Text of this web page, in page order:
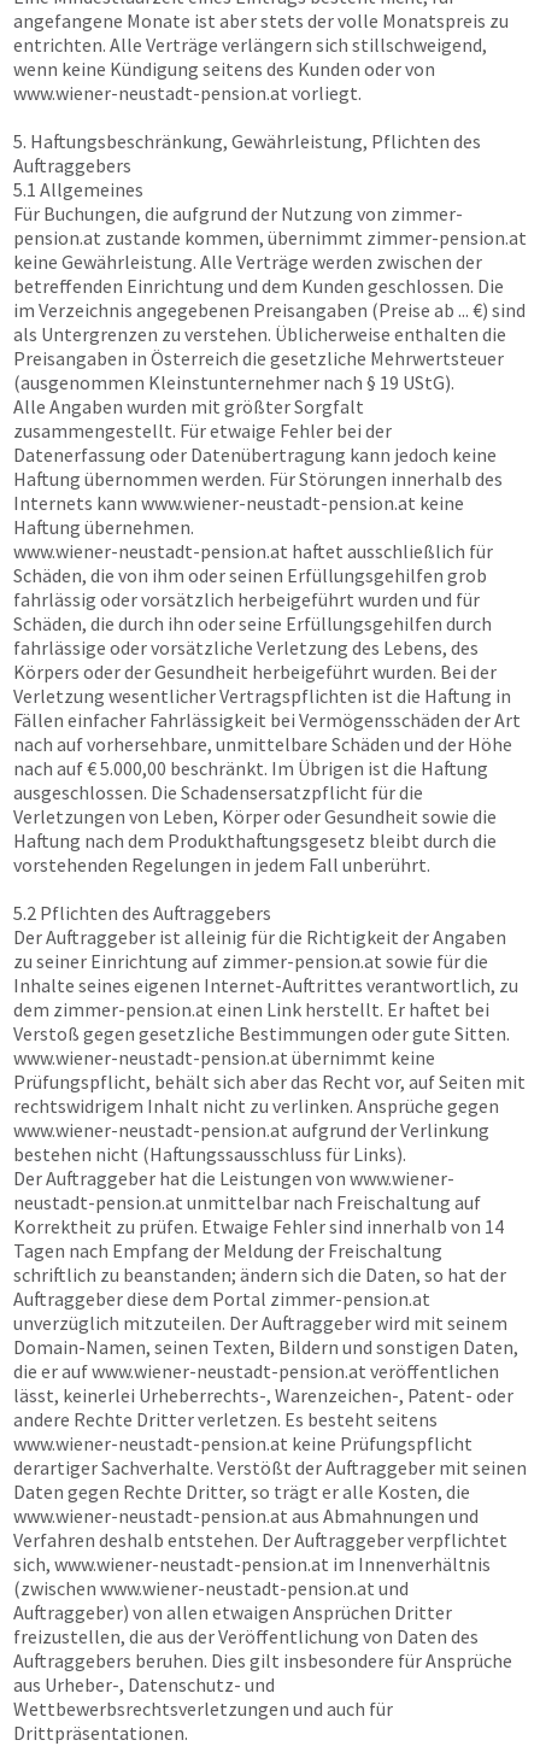
angefangene Monate ist aber stets der volle Monatspreis zu
entrichten. Alle Verträge verlängern sich stillschweigend,
wenn keine Kündigung seitens des Kunden oder von
www.wiener-neustadt-pension.at vorliegt.
5. Haftungsbeschränkung, Gewährleistung, Pflichten des
Auftraggebers
5.1 Allgemeines
Für Buchungen, die aufgrund der Nutzung von zimmer-
pension.at zustande kommen, übernimmt zimmer-pension.at
keine Gewährleistung. Alle Verträge werden zwischen der
betreffenden Einrichtung und dem Kunden geschlossen. Die
im Verzeichnis angegebenen Preisangaben (Preise ab ... €) sind
als Untergrenzen zu verstehen. Üblicherweise enthalten die
Preisangaben in Österreich die gesetzliche Mehrwertsteuer
(ausgenommen Kleinstunternehmer nach § 19 UStG).
Alle Angaben wurden mit größter Sorgfalt
zusammengestellt. Für etwaige Fehler bei der
Datenerfassung oder Datenübertragung kann jedoch keine
Haftung übernommen werden. Für Störungen innerhalb des
Internets kann www.wiener-neustadt-pension.at keine
Haftung übernehmen.
www.wiener-neustadt-pension.at haftet ausschließlich für
Schäden, die von ihm oder seinen Erfüllungsgehilfen grob
fahrlässig oder vorsätzlich herbeigeführt wurden und für
Schäden, die durch ihn oder seine Erfüllungsgehilfen durch
fahrlässige oder vorsätzliche Verletzung des Lebens, des
Körpers oder der Gesundheit herbeigeführt wurden. Bei der
Verletzung wesentlicher Vertragspflichten ist die Haftung in
Fällen einfacher Fahrlässigkeit bei Vermögensschäden der Art
nach auf vorhersehbare, unmittelbare Schäden und der Höhe
nach auf € 5.000,00 beschränkt. Im Übrigen ist die Haftung
ausgeschlossen. Die Schadensersatzpflicht für die
Verletzungen von Leben, Körper oder Gesundheit sowie die
Haftung nach dem Produkthaftungsgesetz bleibt durch die
vorstehenden Regelungen in jedem Fall unberührt.
5.2 Pflichten des Auftraggebers
Der Auftraggeber ist alleinig für die Richtigkeit der Angaben
zu seiner Einrichtung auf zimmer-pension.at sowie für die
Inhalte seines eigenen Internet-Auftrittes verantwortlich, zu
dem zimmer-pension.at einen Link herstellt. Er haftet bei
Verstoß gegen gesetzliche Bestimmungen oder gute Sitten.
www.wiener-neustadt-pension.at übernimmt keine
Prüfungspflicht, behält sich aber das Recht vor, auf Seiten mit
rechtswidrigem Inhalt nicht zu verlinken. Ansprüche gegen
www.wiener-neustadt-pension.at aufgrund der Verlinkung
bestehen nicht (Haftungssausschluss für Links).
Der Auftraggeber hat die Leistungen von www.wiener-
neustadt-pension.at unmittelbar nach Freischaltung auf
Korrektheit zu prüfen. Etwaige Fehler sind innerhalb von 14
Tagen nach Empfang der Meldung der Freischaltung
schriftlich zu beanstanden; ändern sich die Daten, so hat der
Auftraggeber diese dem Portal zimmer-pension.at
unverzüglich mitzuteilen. Der Auftraggeber wird mit seinem
Domain-Namen, seinen Texten, Bildern und sonstigen Daten,
die er aufwww.wiener-neustadt-pension.at veröffentlichen
lässt, keinerlei Urheberrechts-, Warenzeichen-, Patent- oder
andere Rechte Dritter verletzen. Es besteht seitens
www.wiener-neustadt-pension.at keine Prüfungspflicht
derartiger Sachverhalte. Verstößt der Auftraggeber mit seinen
Daten gegen Rechte Dritter, so trägt er alle Kosten, die
www.wiener-neustadt-pension.at aus Abmahnungen und
Verfahren deshalb entstehen. Der Auftraggeber verpflichtet
sich, www.wiener-neustadt-pension.at im Innenverhältnis
(zwischen www.wiener-neustadt-pension.at und
Auftraggeber) von allen etwaigen Ansprüchen Dritter
freizustellen, die aus der Veröffentlichung von Daten des
Auftraggebers beruhen. Dies gilt insbesondere für Ansprüche
aus Urheber-, Datenschutz- und
Wettbewerbsrechtsverletzungen und auch für
Drittpräsentationen.